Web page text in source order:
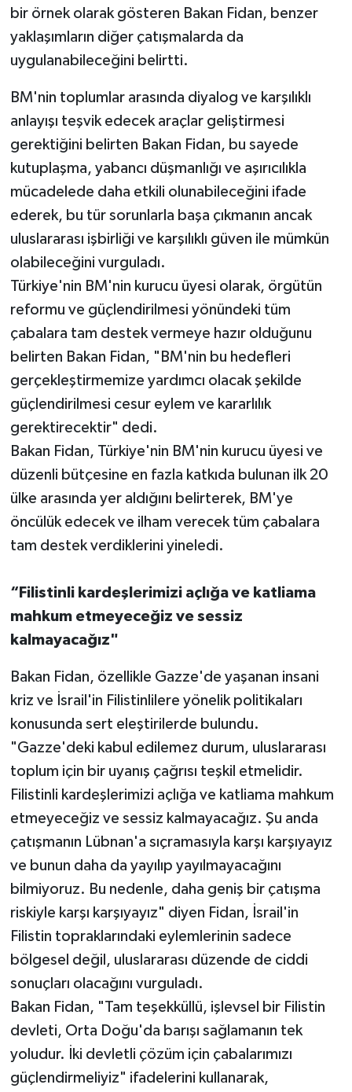
bir örnek olarak gösteren Bakan Fidan, benzer
yaklaşımların diğer çatışmalarda da
uygulanabileceğini belirtti.
BM'nin toplumlar arasında diyalog ve karşılıklı
anlayışı teşvik edecek araçlar geliştirmesi
gerektiğini belirten Bakan Fidan, bu sayede
kutuplaşma, yabancı düşmanlığı ve aşırıcılıkla
mücadelede daha etkili olunabileceğini ifade
ederek, bu tür sorunlarla başa çıkmanın ancak
uluslararası işbirliği ve karşılıklı güven ile mümkün
olabileceğini vurguladı.
Türkiye'nin BM'nin kurucu üyesi olarak, örgütün
reformu ve güçlendirilmesi yönündeki tüm
çabalara tam destek vermeye hazır olduğunu
belirten Bakan Fidan, "BM'nin bu hedefleri
gerçekleştirmemize yardımcı olacak şekilde
güçlendirilmesi cesur eylem ve kararlılık
gerektirecektir" dedi.
Bakan Fidan, Türkiye'nin BM'nin kurucu üyesi ve
düzenli bütçesine en fazla katkıda bulunan ilk 20
ülke arasında yer aldığını belirterek, BM'ye
öncülük edecek ve ilham verecek tüm çabalara
tam destek verdiklerini yineledi.
“Filistinli kardeşlerimizi açlığa ve katliama
mahkum etmeyeceğiz ve sessiz
kalmayacağız"
Bakan Fidan, özellikle Gazze'de yaşanan insani
kriz ve İsrail'in Filistinlilere yönelik politikaları
konusunda sert eleştirilerde bulundu.
"Gazze'deki kabul edilemez durum, uluslararası
toplum için bir uyanış çağrısı teşkil etmelidir.
Filistinli kardeşlerimizi açlığa ve katliama mahkum
etmeyeceğiz ve sessiz kalmayacağız. Şu anda
çatışmanın Lübnan'a sıçramasıyla karşı karşıyayız
ve bunun daha da yayılıp yayılmayacağını
bilmiyoruz. Bu nedenle, daha geniş bir çatışma
riskiyle karşı karşıyayız" diyen Fidan, İsrail'in
Filistin topraklarındaki eylemlerinin sadece
bölgesel değil, uluslararası düzende de ciddi
sonuçları olacağını vurguladı.
Bakan Fidan, "Tam teşekküllü, işlevsel bir Filistin
devleti, Orta Doğu'da barışı sağlamanın tek
yoludur. İki devletli çözüm için çabalarımızı
güçlendirmeliyiz" ifadelerini kullanarak,